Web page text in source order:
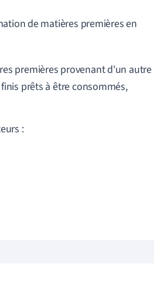
de matières premières en
premières provenant d'un autre
prêts à être consommés,
: